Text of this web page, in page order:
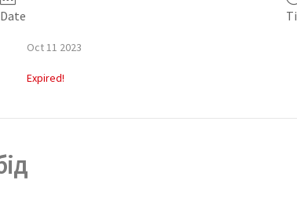
Date
Oct 11 2023
Expired!